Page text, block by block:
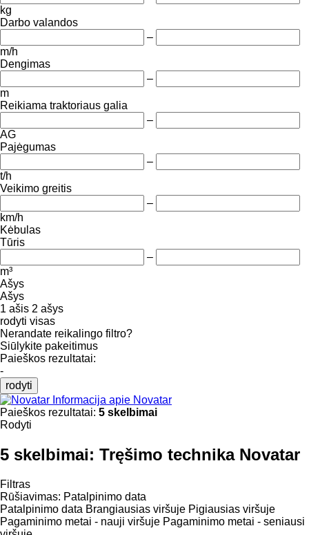
kg
Darbo valandos
–
m/h
Dengimas
–
m
Reikiama traktoriaus galia
–
AG
Pajėgumas
–
t/h
Veikimo greitis
–
km/h
Kėbulas
Tūris
–
m³
Ašys
Ašys
1 ašis 2 ašys
rodyti visas
Nerandate reikalingo filtro?
Siūlykite pakeitimus
Paieškos rezultatai:
-
rodyti
Informacija apie Novatar
Paieškos rezultatai: 5 skelbimai
Rodyti
5 skelbimai: Tręšimo technika Novatar
Filtras
Rūšiavimas: Patalpinimo data
Patalpinimo data Brangiausias viršuje Pigiausias viršuje
Pagaminimo metai - nauji viršuje Pagaminimo metai - seniausi